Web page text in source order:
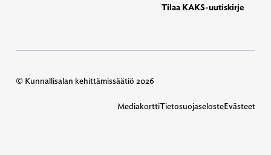
Tilaa KAKS-uutiskirje
© Kunnallisalan kehittämissäätiö 2026
MediakorttiTietosuojaselosteEvästeet